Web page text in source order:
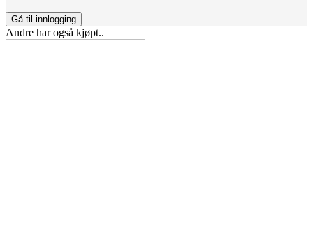
Gå til innlogging
Andre har også kjøpt..